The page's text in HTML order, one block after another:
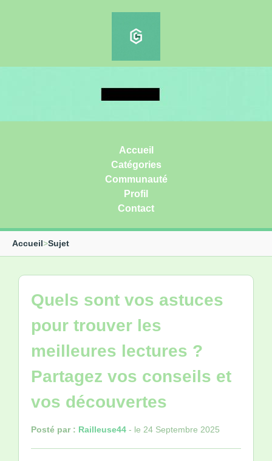
Accueil
Catégories
Communauté
Profil
Contact
Accueil>Sujet
Quels sont vos astuces
pour trouver les
meilleures lectures ?
Partagez vos conseils et
vos découvertes
Posté par : Railleuse44 - le 24 Septembre 2025